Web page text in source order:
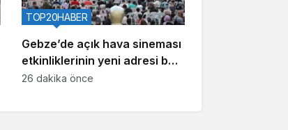
Gebze’de açık hava sineması
etkinliklerinin yeni adresi belli
oldu
TOP20HABER
26 dakika önce